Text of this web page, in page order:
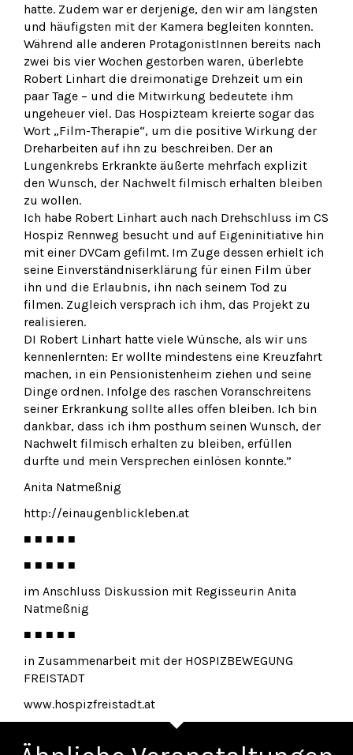
hatte. Zudem war er derjenige, den wir am längsten
und häufigsten mit der Kamera begleiten konnten.
Während alle anderen ProtagonistInnen bereits nach
zwei bis vier Wochen gestorben waren, überlebte
Robert Linhart die dreimonatige Drehzeit um ein
paar Tage – und die Mitwirkung bedeutete ihm
ungeheuer viel. Das Hospizteam kreierte sogar das
Wort „Film-Therapie“, um die positive Wirkung der
Dreharbeiten auf ihn zu beschreiben. Der an
Lungenkrebs Erkrankte äußerte mehrfach explizit
den Wunsch, der Nachwelt filmisch erhalten bleiben
zu wollen.
Ich habe Robert Linhart auch nach Drehschluss im CS
Hospiz Rennweg besucht und auf Eigeninitiative hin
mit einer DVCam gefilmt. Im Zuge dessen erhielt ich
seine Einverständniserklärung für einen Film über
ihn und die Erlaubnis, ihn nach seinem Tod zu
filmen. Zugleich versprach ich ihm, das Projekt zu
realisieren.
DI Robert Linhart hatte viele Wünsche, als wir uns
kennenlernten: Er wollte mindestens eine Kreuzfahrt
machen, in ein Pensionistenheim ziehen und seine
Dinge ordnen. Infolge des raschen Voranschreitens
seiner Erkrankung sollte alles offen bleiben. Ich bin
dankbar, dass ich ihm posthum seinen Wunsch, der
Nachwelt filmisch erhalten zu bleiben, erfüllen
durfte und mein Versprechen einlösen konnte.”
Anita Natmeßnig
http://einaugenblickleben.at
■ ■ ■ ■ ■
■ ■ ■ ■ ■
im Anschluss Diskussion mit Regisseurin Anita
Natmeßnig
■ ■ ■ ■ ■
in Zusammenarbeit mit der HOSPIZBEWEGUNG
FREISTADT
www.hospizfreistadt.at